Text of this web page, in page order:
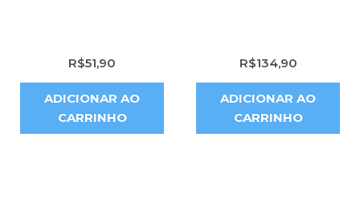
R$51,90
ADICIONAR AO
CARRINHO
R$134,90
ADICIONAR AO
CARRINHO